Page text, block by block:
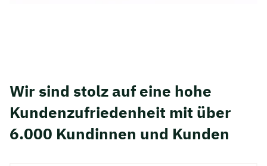
Wir sind stolz auf eine hohe
Kunden­zufriedenheit mit über
6.000 Kundinnen und Kunden